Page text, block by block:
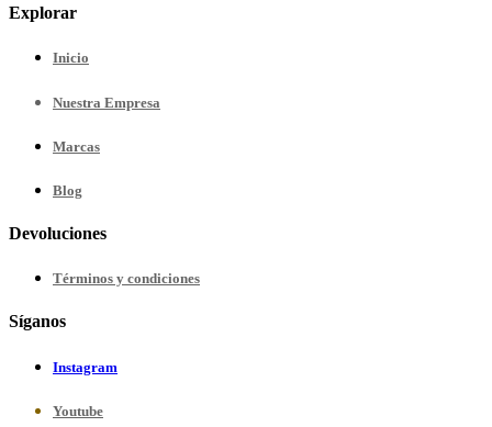
Explorar
Inicio
Nuestra Empresa
Marcas
Blog
Devoluciones
Términos y condiciones
Síganos
Instagram
Youtube